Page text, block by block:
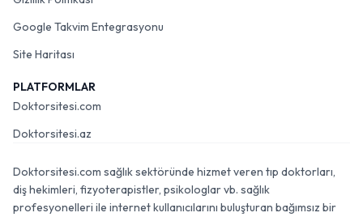
Google Takvim Entegrasyonu
Site Haritası
PLATFORMLAR
Doktorsitesi.com
Doktorsitesi.az
Doktorsitesi.com sağlık sektöründe hizmet veren tıp doktorları,
diş hekimleri, fizyoterapistler, psikologlar vb. sağlık
profesyonelleri ile internet kullanıcılarını buluşturan bağımsız bir